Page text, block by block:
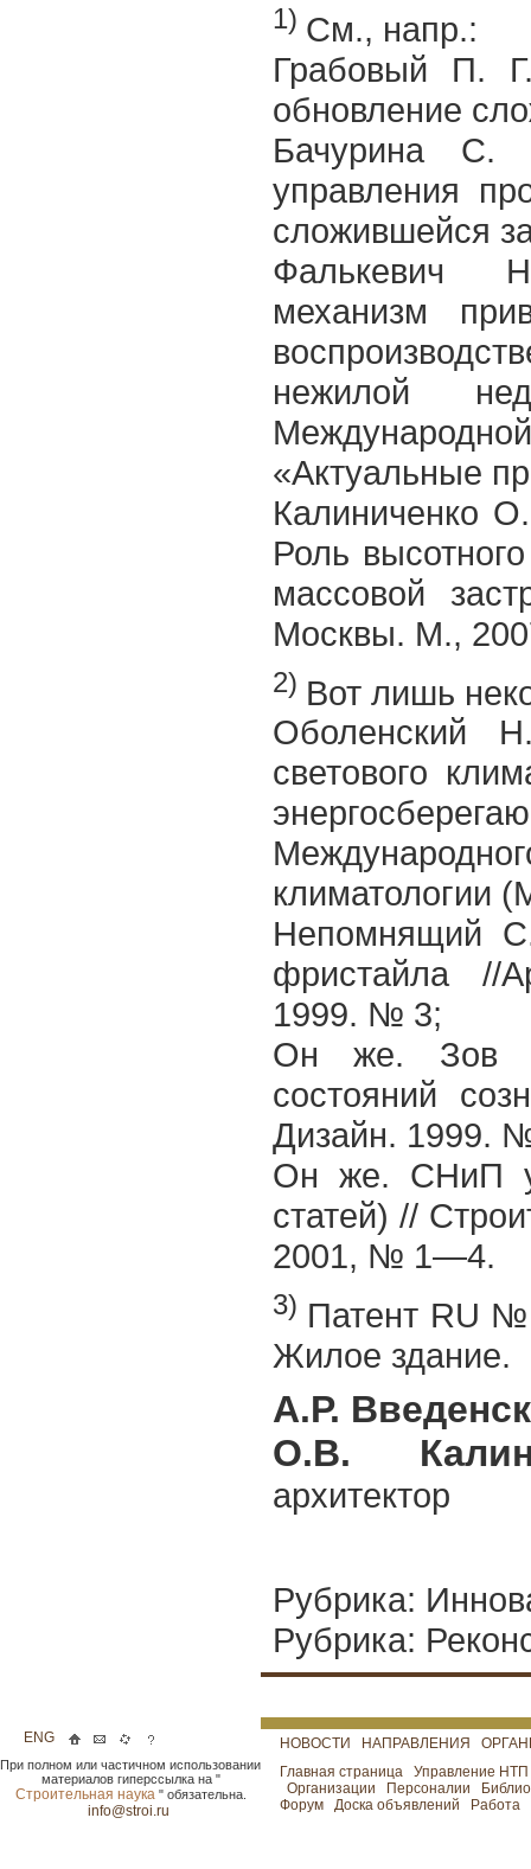
1) См., напр.:
Грабовый П.
обновление
Бачурина С.
управления
сложившейся
Фалькевич
механизм
нежилой
«Актуальные
Калиниченко
Роль
массовой
Москвы. М.,
2) Вот лишь
Оболенский
светового
климатологии
Непомнящий
фристайла //
1999. № 3;
Он же. Зов
состояний
Дизайн. 1999.
Он же. СНиП
статей) //
2001, № 1—4.
3) Патент RU
Жилое здание.
А.Р.
О.В.
архитектор
Рубрика:
Рубрика:
ENG
При полном или частичном использовании
материалов гиперссылка на "
Строительная наука " обязательна.
info@stroi.ru
НОВОСТИ НАПРАВЛЕНИЯ
Главная страница
Управление НТП
Организации
Персоналии
Форум
Доска объявлений Работа